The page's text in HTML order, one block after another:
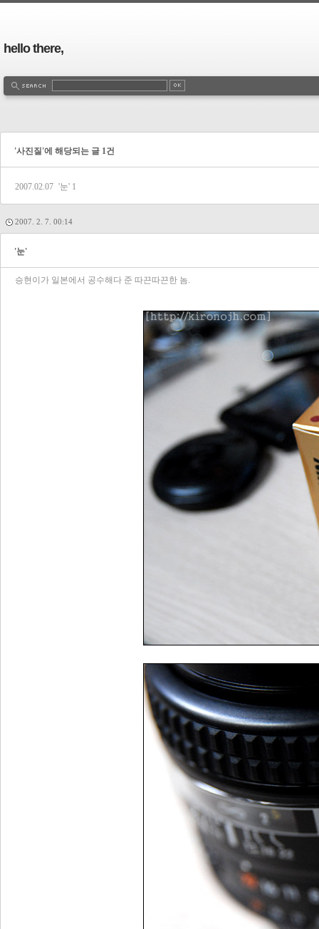
hello there,
'사진질'에 해당되는 글 1건
2007.02.07 '눈' 1
2007. 2. 7. 00:14
'눈'
승현이가 일본에서 공수해다 준 따끈따끈한 놈.